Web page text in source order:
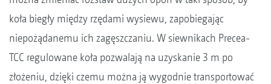
koła biegły między rzędami wysiewu, zapobiegając
niepożądanemu ich zagęszczaniu. W siewnikach Precea-
TCC regulowane koła pozwalają na uzyskanie 3 m po
złożeniu, dzięki czemu można ją wygodnie transportować